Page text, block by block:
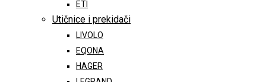
ETI
Utičnice i prekidači
LIVOLO
EQONA
HAGER